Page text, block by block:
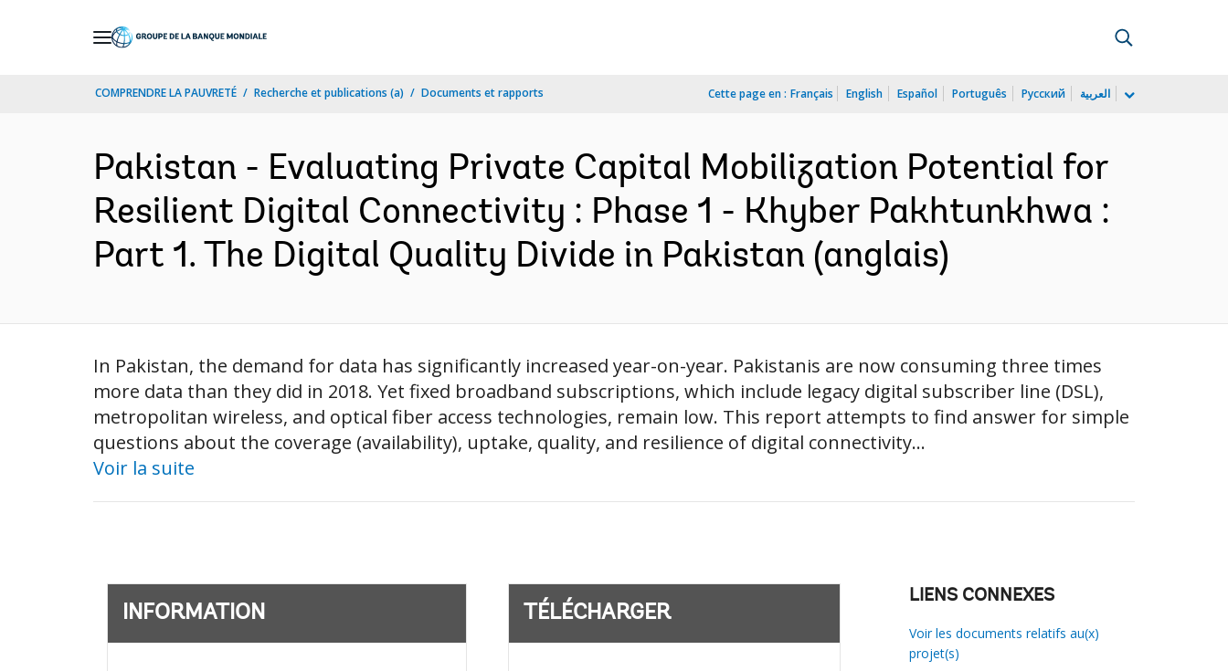
COMPRENDRE LA PAUVRETÉ Recherche et publications (a) Documents et rapports Cette page en : Français English Español Português Русский العربية
Pakistan - Evaluating Private Capital Mobilization Potential for
Resilient Digital Connectivity : Phase 1 - Khyber Pakhtunkhwa :
Part 1. The Digital Quality Divide in Pakistan (anglais)
In Pakistan, the demand for data has significantly increased year-on-year. Pakistanis are now consuming three times
more data than they did in 2018. Yet fixed broadband subscriptions, which include legacy digital subscriber line (DSL),
metropolitan wireless, and optical fiber access technologies, remain low. This report attempts to find answer for simple
questions about the coverage (availability), uptake, quality, and resilience of digital connectivity...
Voir la suite
INFORMATION TÉLÉCHARGER
LIENS CONNEXES
Voir les documents relatifs au(x)
projet(s)